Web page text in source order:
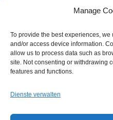
Manage
To provide the best experiences,
and/or access device information.
allow us to process data such as
site. Not consenting or withdrawing
features and functions.
Dienste verwalten
Impressum +
Cookie-Policy (EU)